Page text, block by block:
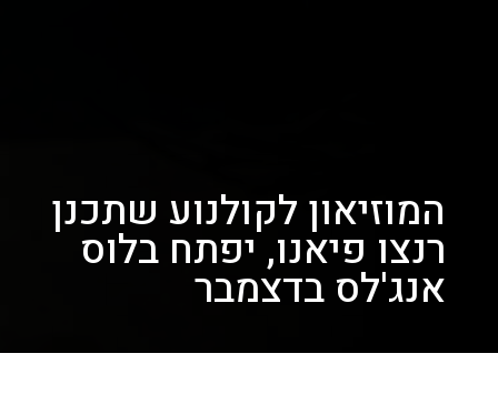
המוזיאון לקולנוע שתכנן
רנצו פיאנו, יפתח בלוס
אנג'לס בדצמבר